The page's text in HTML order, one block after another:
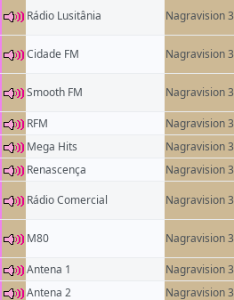
Rádio Lusitânia
Nagravision 3
Cidade FM Nagravision 3
Smooth FM Nagravision 3
RFM Nagravision 3
Mega Hits
Nagravision 3
Renascença
Nagravision 3
Rádio Comercial
Nagravision 3
M80 Nagravision 3
Antena 1 Nagravision 3
Antena 2
Nagravision 3